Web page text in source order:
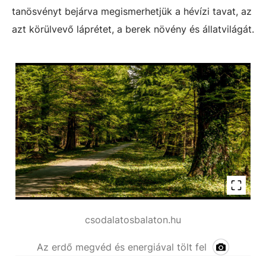
tanösvényt bejárva megismerhetjük a hévízi tavat, az
azt körülvevő láprétet, a berek növény és állatvilágát.
csodalatosbalaton.hu
Az erdő megvéd és energiával tölt fel